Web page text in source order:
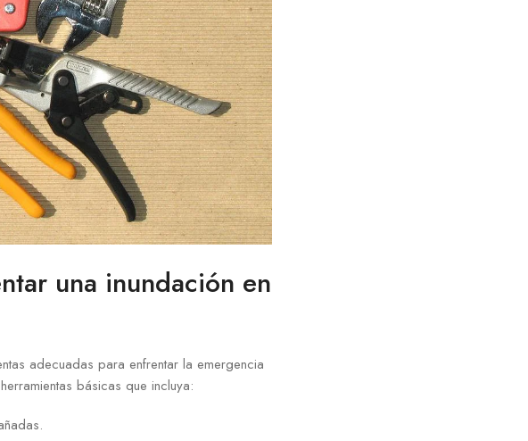
una inundación en
adecuadas para enfrentar la emergencia
básicas que incluya: